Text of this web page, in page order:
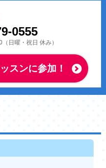
0555
日曜・祝日 休み）
スンに参加！